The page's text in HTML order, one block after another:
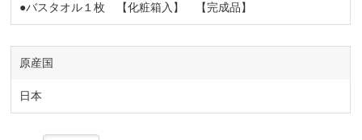
●バスタオル１枚 【化粧箱入】 【完成品】
原産国
日本